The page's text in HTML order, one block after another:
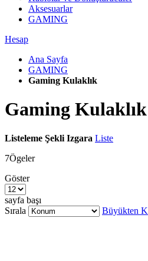
Aksesuarlar
GAMING
Hesap
Ana Sayfa
GAMING
Gaming Kulaklık
Gaming Kulaklık
Listeleme Şekli Izgara Liste
7Ögeler
Göster
sayfa başı
Sırala
Büyükten